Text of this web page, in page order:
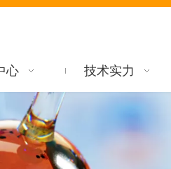
心 技术实力